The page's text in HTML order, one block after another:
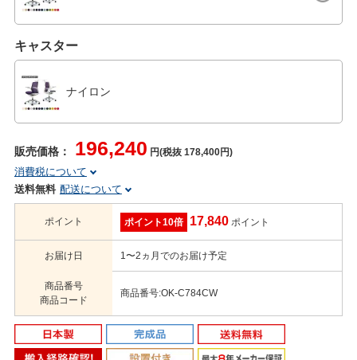
キャスター
ナイロン
販売価格： 196,240 円(税抜 178,400円)
消費税について
送料無料 配送について
ポイント ポイント10倍 17,840 ポイント
お届け日 1〜2ヵ月でのお届け予定
商品番号
商品コード
商品番号:OK-C784CW